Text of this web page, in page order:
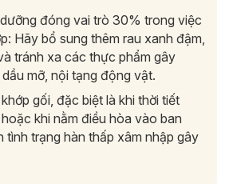
đóng vai trò 30% trong việc
Hãy bổ sung thêm rau xanh đậm,
tránh xa các thực phẩm gây
mỡ, nội tạng động vật.
gối, đặc biệt là khi thời tiết
khi nằm điều hòa vào ban
tình trạng hàn thấp xâm nhập gây